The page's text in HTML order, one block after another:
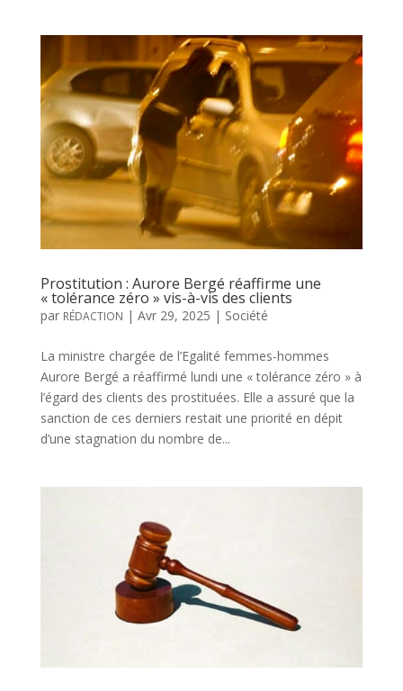
Prostitution : Aurore Bergé réaffirme une
« tolérance zéro » vis-à-vis des clients
par RÉDACTION | Avr 29, 2025 | Société
La ministre chargée de l’Egalité femmes-hommes
Aurore Bergé a réaffirmé lundi une « tolérance zéro » à
l’égard des clients des prostituées. Elle a assuré que la
sanction de ces derniers restait une priorité en dépit
d’une stagnation du nombre de...